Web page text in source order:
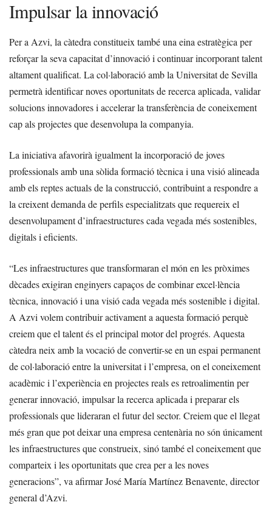
Impulsar la innovació
Per a Azvi, la càtedra constitueix també una eina estratègica per
reforçar la seva capacitat d’innovació i continuar incorporant talent
altament qualificat. La col·laboració amb la Universitat de Sevilla
permetrà identificar noves oportunitats de recerca aplicada, validar
solucions innovadores i accelerar la transferència de coneixement
cap als projectes que desenvolupa la companyia.
La iniciativa afavorirà igualment la incorporació de joves
professionals amb una sòlida formació tècnica i una visió alineada
amb els reptes actuals de la construcció, contribuint a respondre a
la creixent demanda de perfils especialitzats que requereix el
desenvolupament d’infraestructures cada vegada més sostenibles,
digitals i eficients.
“Les infraestructures que transformaran el món en les pròximes
dècades exigiran enginyers capaços de combinar excel·lència
tècnica, innovació i una visió cada vegada més sostenible i digital.
A Azvi volem contribuir activament a aquesta formació perquè
creiem que el talent és el principal motor del progrés. Aquesta
càtedra neix amb la vocació de convertir-se en un espai permanent
de col·laboració entre la universitat i l’empresa, on el coneixement
acadèmic i l’experiència en projectes reals es retroalimentin per
generar innovació, impulsar la recerca aplicada i preparar els
professionals que lideraran el futur del sector. Creiem que el llegat
més gran que pot deixar una empresa centenària no són únicament
les infraestructures que construeix, sinó també el coneixement que
comparteix i les oportunitats que crea per a les noves
generacions”, va afirmar José María Martínez Benavente, director
general d’Azvi.